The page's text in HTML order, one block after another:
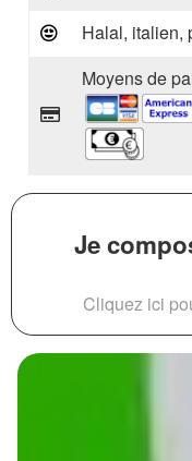
Halal, italien,
Moyens de
Je
Cliquez ici